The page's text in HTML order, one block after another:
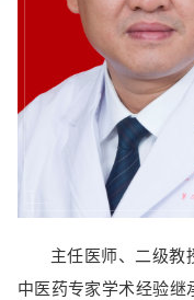
主任医师、二级教
中医药专家学术经验继